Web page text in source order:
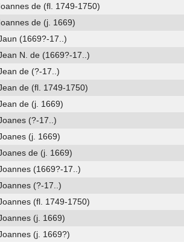
de (fl. 1749-1750)
de (j. 1669)
(1669?-17..)
N. de (1669?-17..)
de (?-17..)
de (fl. 1749-1750)
de (j. 1669)
(?-17..)
(j. 1669)
de (j. 1669)
(1669?-17..)
(?-17..)
(fl. 1749-1750)
(j. 1669)
(j. 1669?)